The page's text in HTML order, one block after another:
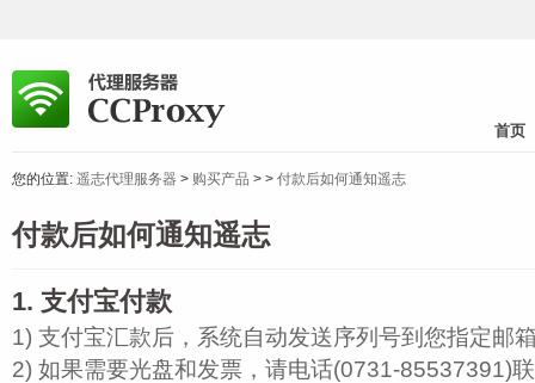
首页
您的位置: 遥志代理服务器 > 购买产品 > > 付款后如何通知遥志
付款后如何通知遥志
1. 支付宝付款
1) 支付宝汇款后，系统自动发送序列号到您指定邮
2) 如果需要光盘和发票，请电话(0731-85537391)